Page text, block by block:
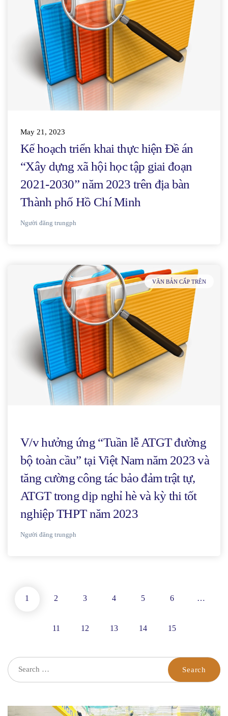
May 21, 2023
Kế hoạch triển khai thực hiện Đề án
“Xây dựng xã hội học tập giai đoạn
2021-2030” năm 2023 trên địa bàn
Thành phố Hồ Chí Minh
Người đăng trungph
VĂN BẢN CẤP TRÊN
V/v hưởng ứng “Tuần lễ ATGT đường
bộ toàn cầu” tại Việt Nam năm 2023 và
tăng cường công tác bảo đảm trật tự,
ATGT trong dịp nghỉ hè và kỳ thi tốt
nghiệp THPT năm 2023
Người đăng trungph
1 2 3 4 5 6 …
11 12 13 14 15